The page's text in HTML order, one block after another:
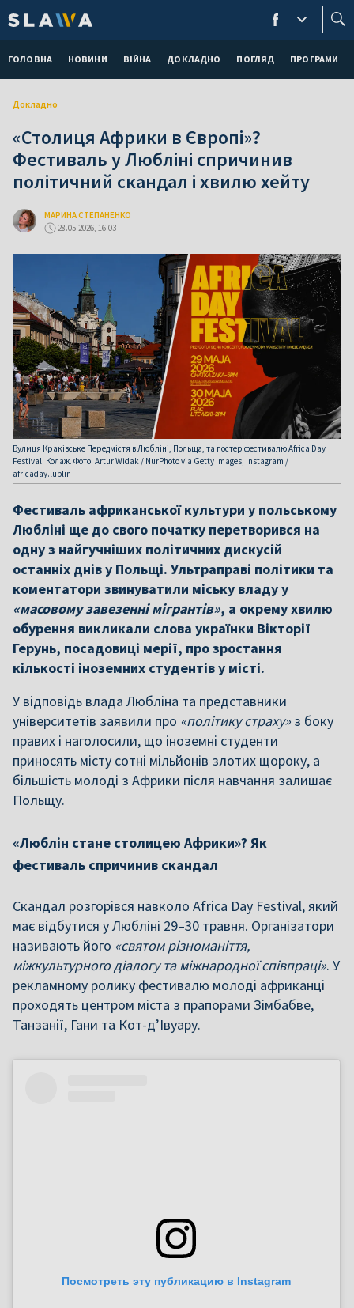
ГОЛОВНА НОВИНИ ВІЙНА ДОКЛАДНО ПОГЛЯД ПРОГРАМИ
Докладно
«Столиця Африки в Європі»?
Фестиваль у Любліні спричинив
політичний скандал і хвилю хейту
МАРИНА СТЕПАНЕНКО
28.05.2026, 16:03
Вулиця Краківське Передмістя в Любліні, Польща, та постер фестивалю Africa Day
Festival. Колаж. Фото: Artur Widak / NurPhoto via Getty Images; Instagram /
africaday.lublin
Фестиваль африканської культури у польському
Любліні ще до свого початку перетворився на
одну з найгучніших політичних дискусій
останніх днів у Польщі. Ультраправі політики та
коментатори звинуватили міську владу у
«масовому завезенні мігрантів», а окрему хвилю
обурення викликали слова українки Вікторії
Герунь, посадовиці мерії, про зростання
кількості іноземних студентів у місті.
У відповідь влада Любліна та представники
університетів заявили про «політику страху» з боку
правих і наголосили, що іноземні студенти
приносять місту сотні мільйонів злотих щороку, а
більшість молоді з Африки після навчання залишає
Польщу.
«Люблін стане столицею Африки»? Як
фестиваль спричинив скандал
Скандал розгорівся навколо Africa Day Festival, який
має відбутися у Любліні 29–30 травня. Організатори
називають його «святом різноманіття,
міжкультурного діалогу та міжнародної співпраці». У
рекламному ролику фестивалю молоді африканці
проходять центром міста з прапорами Зімбабве,
Танзанії, Гани та Кот-д’Івуару.
Посмотреть эту публикацию в Instagram